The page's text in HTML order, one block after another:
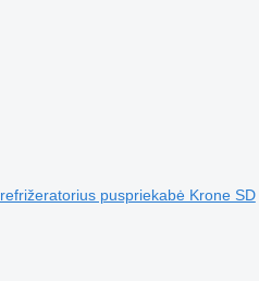
refrižeratorius puspriekabė Krone SD